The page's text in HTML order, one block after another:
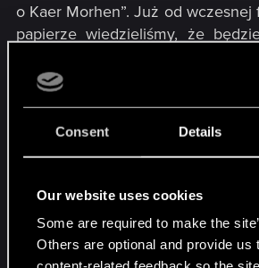
Consent Details
Our website uses cookies
Some are required to make the
Others are optional and provide us
o Kaer Morhen”. Już od wczesnej
papierze wiedzieliśmy, że
gorzej, niż oczekiwaliśmy.
wszystkich innych swoich
mieć własne, oddzielne sceny (na
upewnić się, że przeżycia
przyprowadził unikalny zestaw